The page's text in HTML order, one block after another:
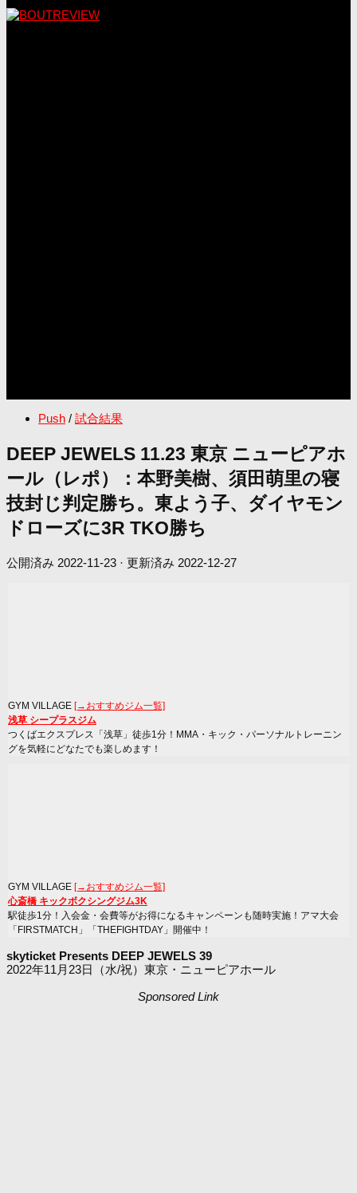
Push / 試合結果
DEEP JEWELS 11.23 東京 ニューピアホ
ール（レポ）：本野美樹、須田萌里の寝
技封じ判定勝ち。東よう子、ダイヤモン
ドローズに3R TKO勝ち
公開済み 2022-11-23 · 更新済み 2022-12-27
GYM VILLAGE [→おすすめジム一覧]
浅草 シープラスジム
つくばエクスプレス「浅草」徒歩1分！MMA・キック・パーソナルトレーニン
グを気軽にどなたでも楽しめます！
GYM VILLAGE [→おすすめジム一覧]
心斎橋 キックボクシングジム3K
駅徒歩1分！入会金・会費等がお得になるキャンペーンも随時実施！アマ大会
「FIRSTMATCH」「THEFIGHTDAY」開催中！
skyticket Presents DEEP JEWELS 39
2022年11月23日（水/祝）東京・ニューピアホール
Sponsored Link